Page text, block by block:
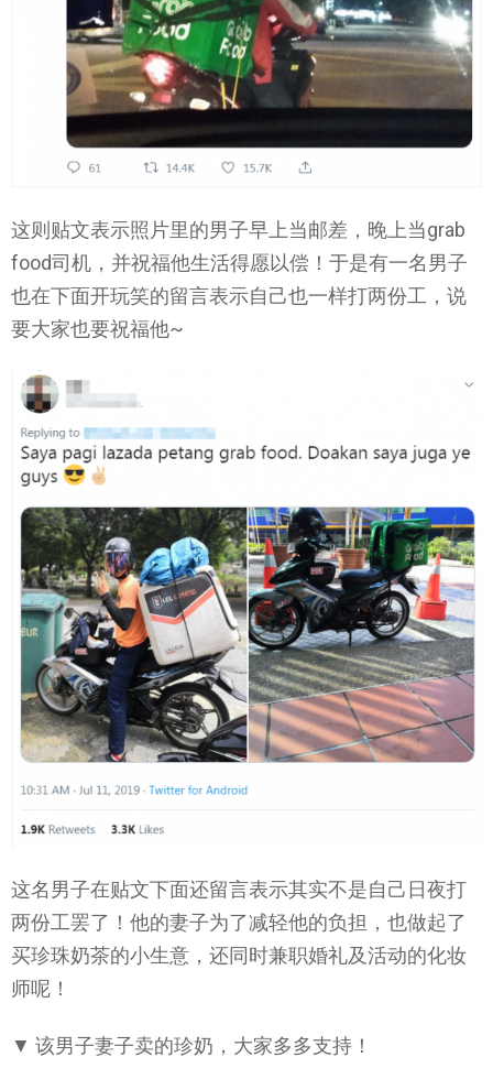
这则贴文表示照片里的男子早上当邮差，晚上当grab
food司机，并祝福他生活得愿以偿！于是有一名男子
也在下面开玩笑的留言表示自己也一样打两份工，说
要大家也要祝福他~
这名男子在贴文下面还留言表示其实不是自己日夜打
两份工罢了！他的妻子为了减轻他的负担，也做起了
买珍珠奶茶的小生意，还同时兼职婚礼及活动的化妆
师呢！
▼ 该男子妻子卖的珍奶，大家多多支持！